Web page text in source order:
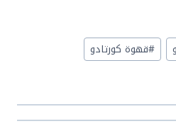
#قهوة كورتادو